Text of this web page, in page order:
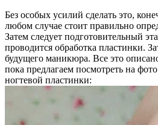
Без особых усилий сделать это,
любом случае стоит правильно
Затем следует подготовительный
проводится обработка пластинки.
будущего маникюра. Все это
пока предлагаем посмотреть на
ногтевой пластинки: